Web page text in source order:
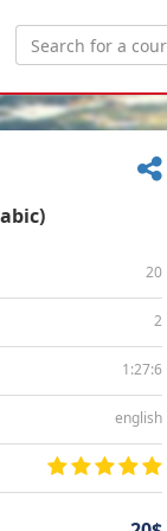
20
2
1:27:6
english